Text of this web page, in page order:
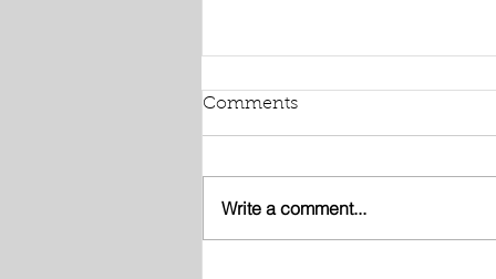
Comments
Write a comment...